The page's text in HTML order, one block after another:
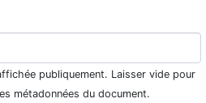
publiquement. Laisser vide pour
métadonnées du document.